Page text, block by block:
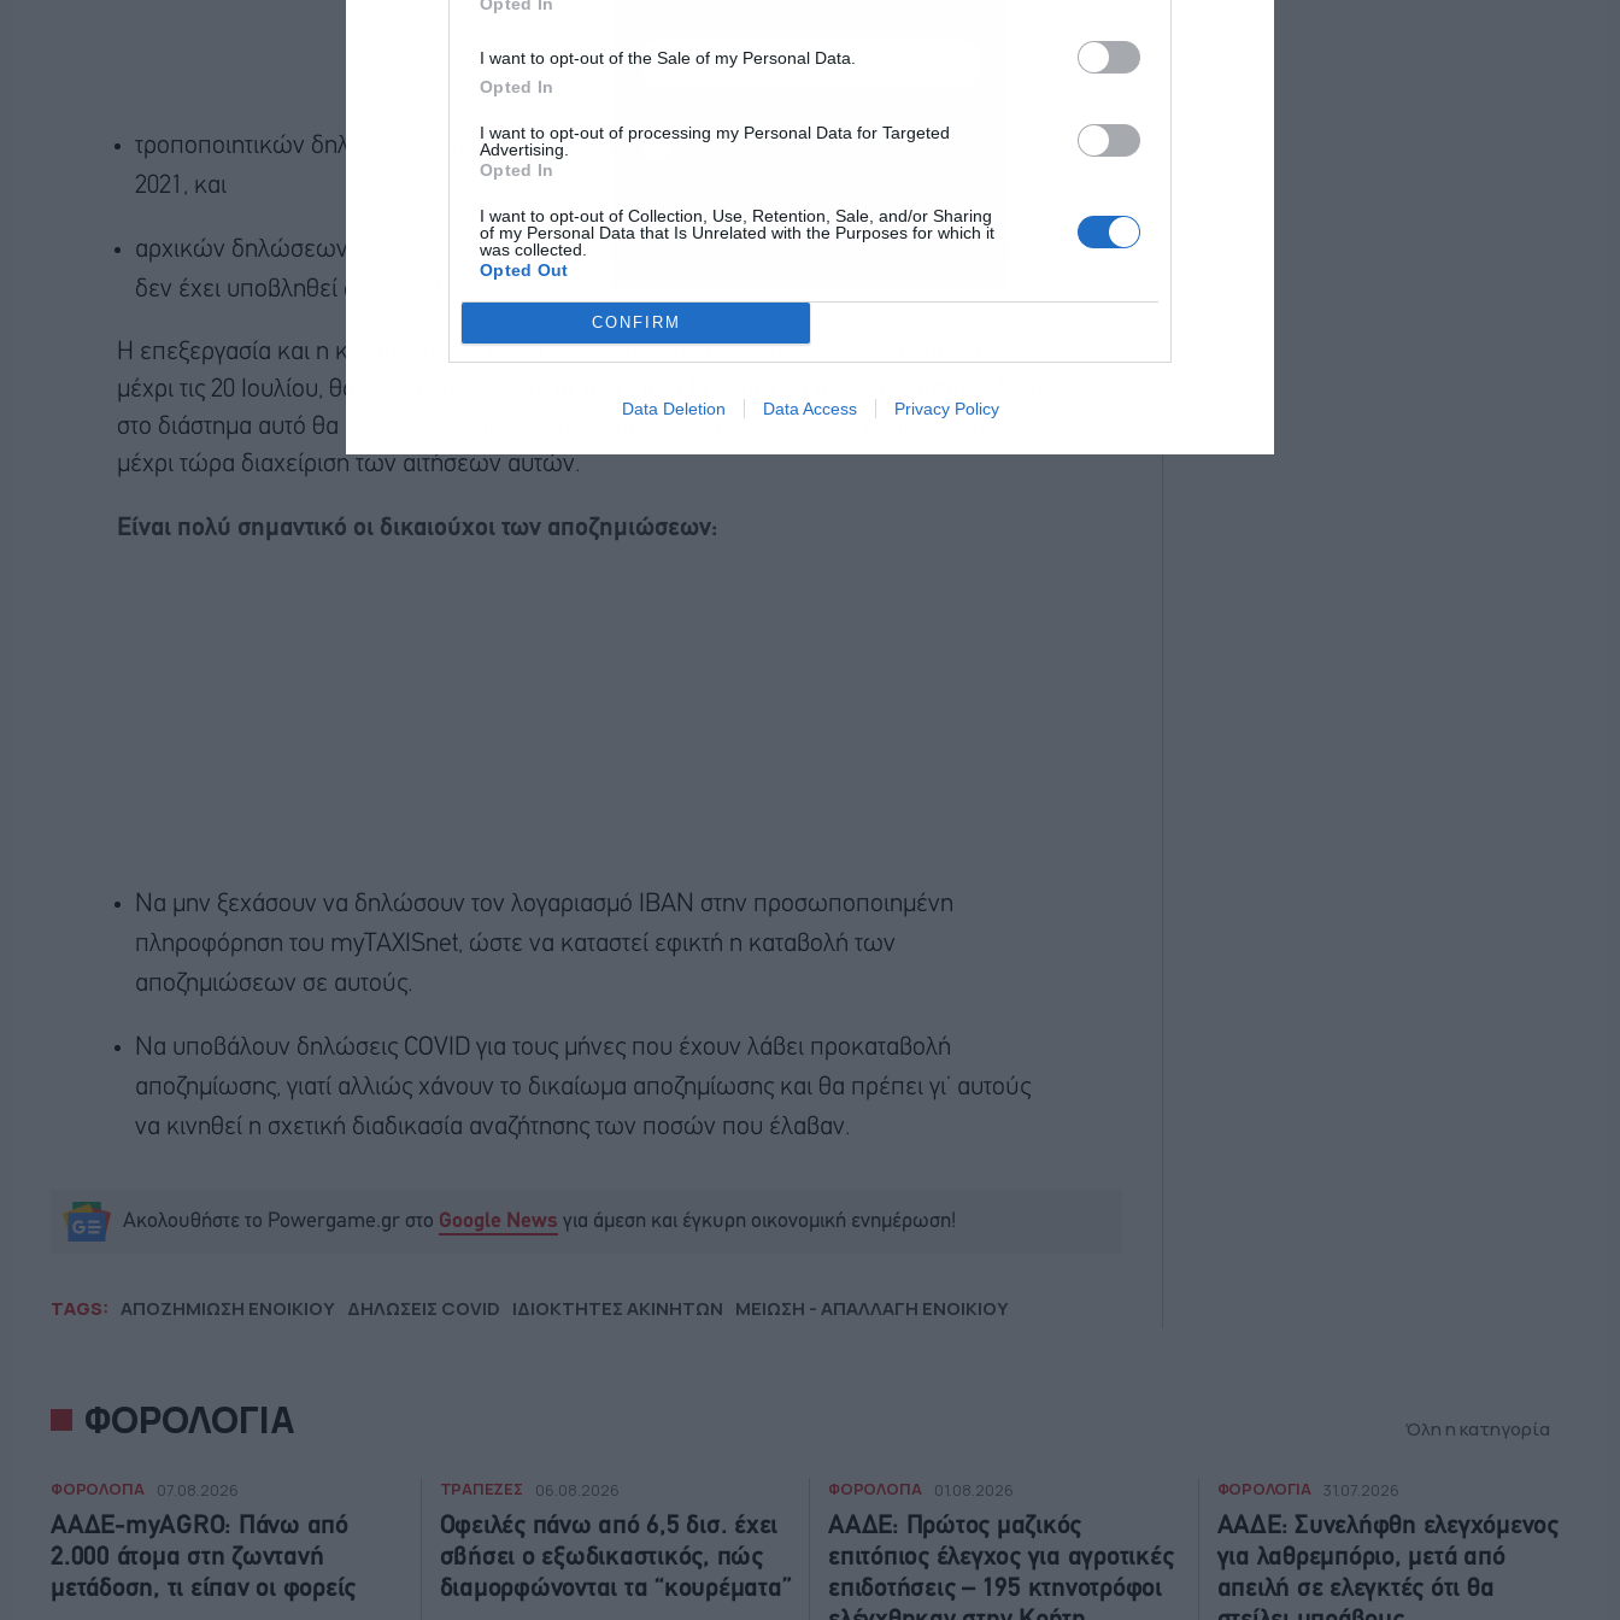
I want to opt-out of the Sale of my Personal Data.
Opted In
I want to opt-out of processing my Personal Data for Targeted
Advertising.
Opted In
I want to opt-out of Collection, Use, Retention, Sale, and/or Sharing
of my Personal Data that Is Unrelated with the Purposes for which it
was collected.
Opted Out
CONFIRM
Data Deletion Data Access Privacy Policy
τροποποιητικών δηλώσεων για υπεκμισθώσεις με πολλά ακίνητα για το 2020 και το
2021, και
αρχικών δηλώσεων COVID από εκμισθωτές σε αλυσίδες υπεκμισθώσεων για τις οποίες
δεν έχει υποβληθεί δήλωση COVID για το 2020.
Η επεξεργασία και η καταβολή των αποζημιώσεων για τις δηλώσεις που θα υποβληθούν
μέχρι τις 20 Ιουλίου, θα διενεργηθεί μέχρι
στο διάστημα αυτό θα επιλυθούν και επιμέρους προβλήματα που έχουν ανακύψει από τη
μέχρι τώρα διαχείριση των αιτήσεων αυτών.
Είναι πολύ σημαντικό οι δικαιούχοι των αποζημιώσεων:
Να μην ξεχάσουν να δηλώσουν τον λογαριασμό ΙΒΑΝ στην προσωποποιημένη
πληροφόρηση του myTAXISnet, ώστε να καταστεί εφικτή η καταβολή των
αποζημιώσεων σε αυτούς.
Να υποβάλουν δηλώσεις COVID για τους μήνες που έχουν λάβει προκαταβολή
αποζημίωσης, γιατί αλλιώς χάνουν το δικαίωμα αποζημίωσης και θα πρέπει γι’ αυτούς
να κινηθεί η σχετική διαδικασία αναζήτησης των ποσών που έλαβαν.
Ακολουθήστε το Powergame.gr στο Google News για άμεση και έγκυρη οικονομική ενημέρωση!
TAGS: ΑΠΟΖΗΜΙΩΣΗ ΕΝΟΙΚΙΟΥ ΔΗΛΩΣΕΙΣ COVID ΙΔΙΟΚΤΗΤΕΣ ΑΚΙΝΗΤΩΝ ΜΕΙΩΣΗ - ΑΠΑΛΛΑΓΗ ΕΝΟΙΚΙΟΥ
ΦΟΡΟΛΟΓΙΑ Όλη η κατηγορία
ΦΟΡΟΛΟΓΙΑ 07.08.2026
ΑΑΔΕ-myAGRO: Πάνω από
2.000 άτομα στη ζωντανή
μετάδοση, τι είπαν οι φορείς
ΤΡΑΠΕΖΕΣ 06.08.2026
Οφειλές πάνω από 6,5 δισ. έχει
σβήσει ο εξωδικαστικός, πώς
διαμορφώνονται τα “κουρέματα”
ΦΟΡΟΛΟΓΙΑ 01.08.2026
ΑΑΔΕ: Πρώτος μαζικός
επιτόπιος έλεγχος για αγροτικές
επιδοτήσεις – 195 κτηνοτρόφοι
ΦΟΡΟΛΟΓΙΑ 31.07.2026
ΑΑΔΕ: Συνελήφθη ελεγχόμενος
για λαθρεμπόριο, μετά από
απειλή σε ελεγκτές ότι θα
Αποδέχομαι τουςόρους χρήσης
Εγγραφή